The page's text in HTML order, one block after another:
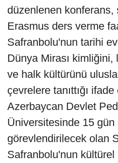
düzenlenen konferans,
Erasmus ders verme
Safranbolu'nun tarihi
Dünya Mirası kimliğini,
ve halk kültürünü
çevrelere tanıttığı
Azerbaycan Devlet
Üniversitesinde 15 gün
görevlendirilecek olan
Safranbolu'nun kültürel